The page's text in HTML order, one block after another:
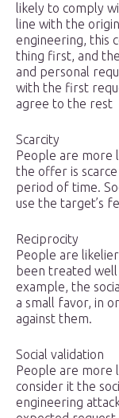
likely to comply
line with the
engineering, this
thing first, and
and personal
with the first
agree to the rest
Scarcity
People are more
the offer is
period of time.
use the target’s
Reciprocity
People are
been treated
example, the
a small favor, in
against them.
Social validation
People are more
consider it the
engineering